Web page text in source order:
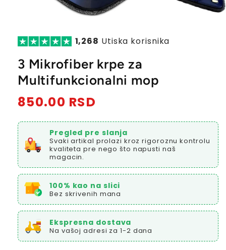
1,268 Utiska korisnika
3 Mikrofiber krpe za
Multifunkcionalni mop
Redovna
850.00 RSD
Pregled pre slanja
Svaki artikal prolazi kroz rigoroznu kontrolu
kvaliteta pre nego što napusti naš
magacin.
100% kao na slici
Bez skrivenih mana
Ekspresna dostava
Na vašoj adresi za 1-2 dana